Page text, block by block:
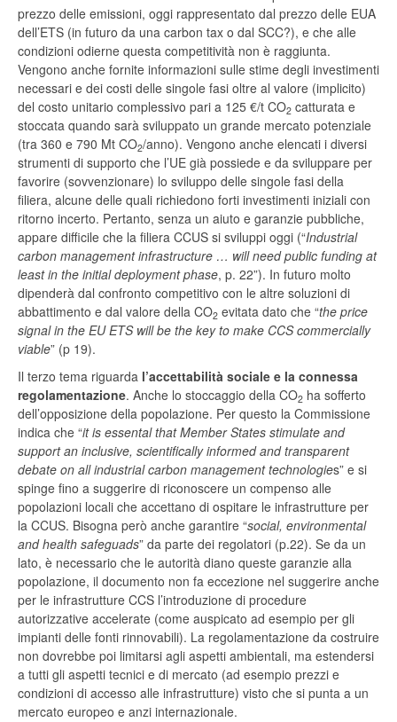
prezzo delle emissioni, oggi rappresentato dal prezzo delle EUA
dell’ETS (in futuro da una carbon tax o dal SCC?), e che alle
condizioni odierne questa competitività non è raggiunta.
Vengono anche fornite informazioni sulle stime degli investimenti
necessari e dei costi delle singole fasi oltre al valore (implicito)
del costo unitario complessivo pari a 125 €/t CO2 catturata e
stoccata quando sarà sviluppato un grande mercato potenziale
(tra 360 e 790 Mt CO2/anno). Vengono anche elencati i diversi
strumenti di supporto che l’UE già possiede e da sviluppare per
favorire (sovvenzionare) lo sviluppo delle singole fasi della
filiera, alcune delle quali richiedono forti investimenti iniziali con
ritorno incerto. Pertanto, senza un aiuto e garanzie pubbliche,
appare difficile che la filiera CCUS si sviluppi oggi (“Industrial
carbon management infrastructure … will need public funding at
least in the initial deployment phase, p. 22”). In futuro molto
dipenderà dal confronto competitivo con le altre soluzioni di
abbattimento e dal valore della CO2 evitata dato che “the price
signal in the EU ETS will be the key to make CCS commercially
viable” (p 19).
Il terzo tema riguarda l’accettabilità sociale e la connessa
regolamentazione. Anche lo stoccaggio della CO2 ha sofferto
dell’opposizione della popolazione. Per questo la Commissione
indica che “it is essental that Member States stimulate and
support an inclusive, scientifically informed and transparent
debate on all industrial carbon management technologies” e si
spinge fino a suggerire di riconoscere un compenso alle
popolazioni locali che accettano di ospitare le infrastrutture per
la CCUS. Bisogna però anche garantire “social, environmental
and health safeguads” da parte dei regolatori (p.22). Se da un
lato, è necessario che le autorità diano queste garanzie alla
popolazione, il documento non fa eccezione nel suggerire anche
per le infrastrutture CCS l’introduzione di procedure
autorizzative accelerate (come auspicato ad esempio per gli
impianti delle fonti rinnovabili). La regolamentazione da costruire
non dovrebbe poi limitarsi agli aspetti ambientali, ma estendersi
a tutti gli aspetti tecnici e di mercato (ad esempio prezzi e
condizioni di accesso alle infrastrutture) visto che si punta a un
mercato europeo e anzi internazionale.